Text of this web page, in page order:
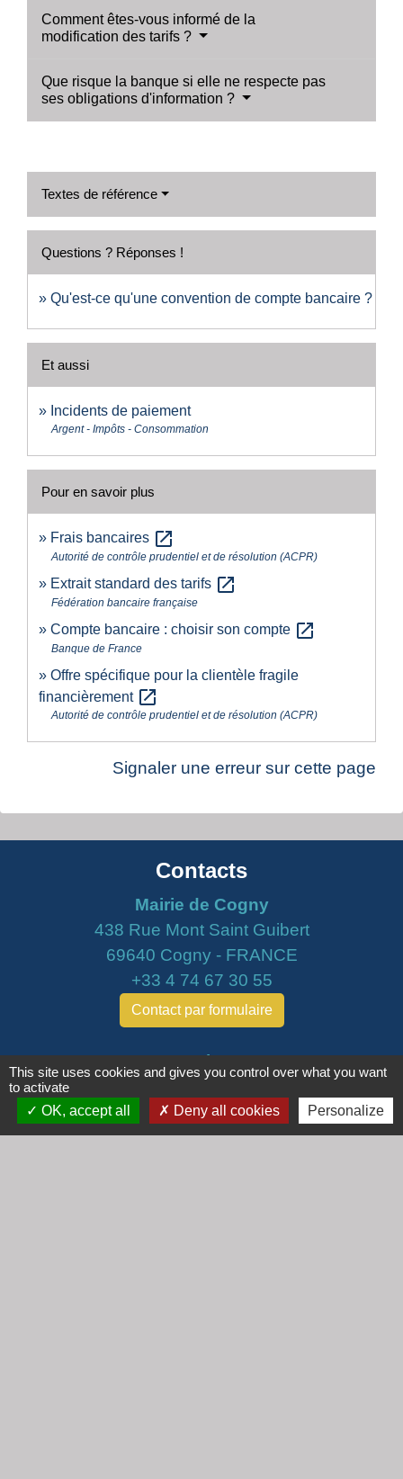
Comment êtes-vous informé de la
modification des tarifs ?
Que risque la banque si elle ne respecte pas
ses obligations d'information ?
Textes de référence
Questions ? Réponses !
Qu'est-ce qu'une convention de compte bancaire ?
Et aussi
Incidents de paiement
Argent - Impôts - Consommation
Pour en savoir plus
Frais bancaires open_in_new
Autorité de contrôle prudentiel et de résolution (ACPR)
Extrait standard des tarifs open_in_new
Fédération bancaire française
Compte bancaire : choisir son compte open_in_new
Banque de France
Offre spécifique pour la clientèle fragile
financièrement open_in_new
Autorité de contrôle prudentiel et de résolution (ACPR)
Signaler une erreur sur cette page
Contacts
Mairie de Cogny
438 Rue Mont Saint Guibert
69640 Cogny - FRANCE
+33 4 74 67 30 55
Contact par formulaire
Horaires
Mardi : 8h30 - 12h00
Mercredi : 9h00 - 12h00
This site uses cookies and gives you control over what you want
to activate
OK, accept all
Deny all cookies Personalize